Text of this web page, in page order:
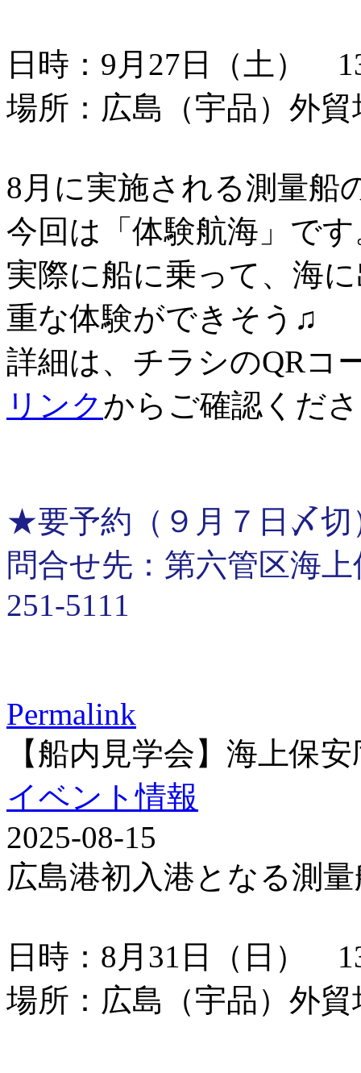
日時：9月27日（土）
場所：広島（宇品）外
8月に実施される測量船
今回は「体験航海」で
実際に船に乗って、海
重な体験ができそう♫
詳細は、チラシのQRコ
リンクからご確認くだ
★要予約（９月７日〆切
問合せ先：第六管区海
251-5111
Permalink
【船内見学会】海上保
イベント情報
2025-08-15
広島港初入港となる測
日時：8月31日（日）
場所：広島（宇品）外